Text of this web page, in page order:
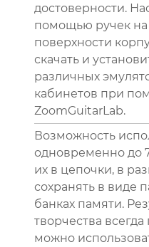
достоверности.
помощью ручек
поверхности
скачать и
различных
кабинетов при
ZoomGuitarLab.
Возможность
одновременно до
их в цепочки, в
сохранять в виде
банках памяти.
творчества
можно